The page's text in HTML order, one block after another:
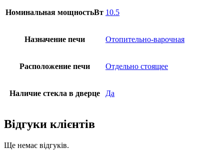
Номинальная мощностьВт 10.5
Назначение печи Отопительно-варочная
Расположение печи Отдельно стоящее
Наличие стекла в дверце Да
Відгуки клієнтів
Ще немає відгуків.